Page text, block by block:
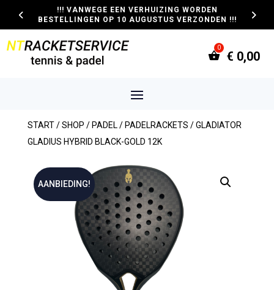
!!! VANWEGE EEN VERHUIZING WORDEN
BESTELLINGEN OP 10 AUGUSTUS VERZONDEN !!!
€ 0,00
START/SHOP / PADEL / PADELRACKETS / GLADIATOR
GLADIUS HYBRID BLACK-GOLD 12K
AANBIEDING!